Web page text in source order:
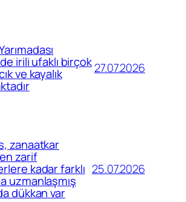
irili ufaklı birçok
ve kayalık 27.07.2026
zanaatkar
zarif
kadar farklı
uzmanlaşmış
dükkan var
25.07.2026